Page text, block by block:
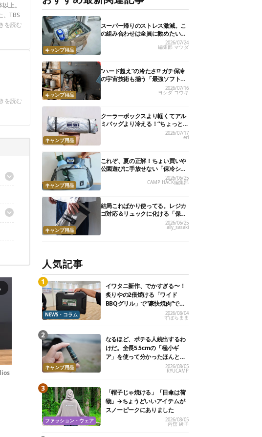
上。
、TBS
を読む
を読む
キャンプ用品
スーパー帰りのストレス激減。こ
の組み合わせは全員に勧めたい
【編集部のリアル購入品】2026/07/24
編集部 マツダ
キャンプ用品
“ハード超え”の冷たさ!? ガチ保冷
の宇宙技術も揃う「最強ソフトク
ーラー」17選
2026/07/16
ヨシダ コウキ
キャンプ用品
クーラーボックスより軽くてアル
ミバッグより冷える！“ちょっと
の保冷”に大活躍の軽量バッグ7選
2026/07/17
eri
キャンプ用品
これぞ、夏の正解！ちょい買いや
公園遊びに手放せない「保冷ショ
2026/06/25
CAMP HACK編集部
キャンプ用品
結局こればかり使ってる。レジカ
ゴ対応＆リュックに化ける「保冷
2026/06/25
ally_sasaki
人気記事
NEWS・コラム
イワタニ新作、でかすぎる〜！
炙りやの2倍焼ける「ワイド
BBQグリル」で“豪快焼肉”でき
2026/08/04
ずぼらまま
キャンプ用品
なるほど、ポチる人続出するわ
けだ。全長5.5cmの「極小ギ
ア」を使って分かったほんとの
2026/08/05
RYUCAMP
ファッション・ウェア
「帽子じゃ焼ける」「日傘は荷
物」→ちょうどいいアイテムが
スノーピークにありました
2026/08/05
内舘 綾子